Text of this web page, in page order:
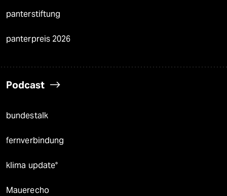
panterstiftung
panterpreis 2026
Podcast
bundestalk
fernverbindung
klima update°
Mauerecho